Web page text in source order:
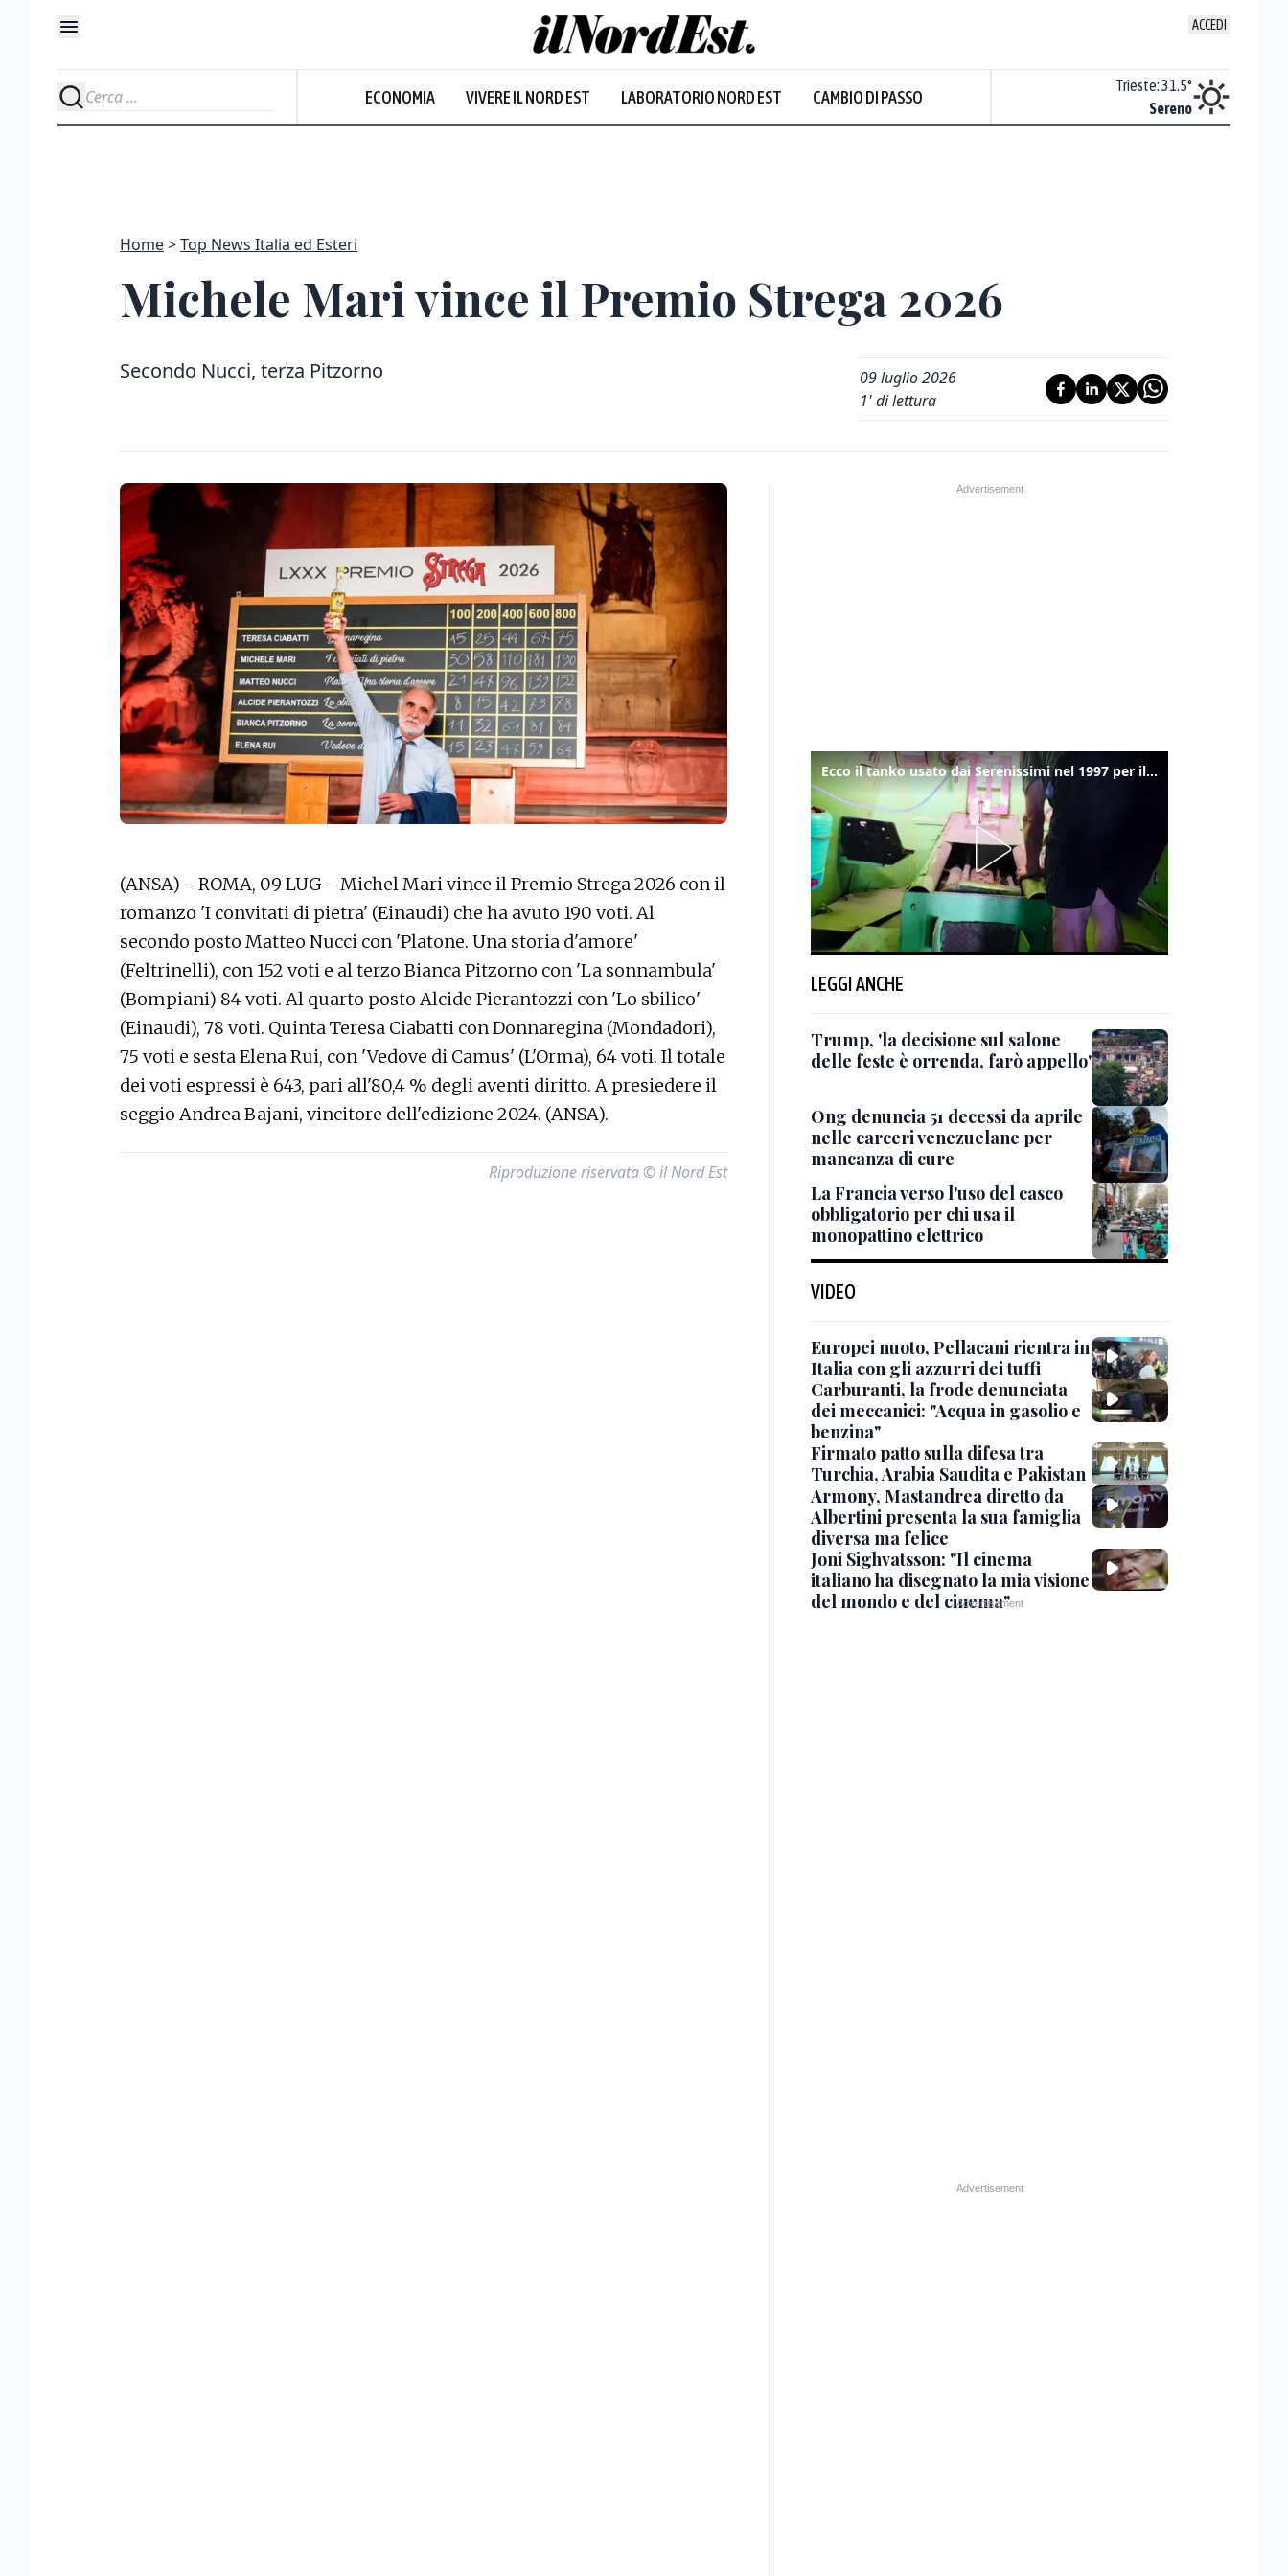
ACCEDI
ECONOMIA VIVERE IL NORD EST LABORATORIO NORD EST CAMBIO DI PASSO
Sereno
Sereno
Trieste:31.5°
Sereno
Home Top News Italia ed Esteri
Michele Mari vince il Premio Strega 2026
Secondo Nucci, terza Pitzorno
09 luglio 2026
1' di lettura
(ANSA) - ROMA, 09 LUG - Michel Mari vince il Premio Strega 2026 con il
romanzo 'I convitati di pietra' (Einaudi) che ha avuto 190 voti. Al
secondo posto Matteo Nucci con 'Platone. Una storia d'amore'
(Feltrinelli), con 152 voti e al terzo Bianca Pitzorno con 'La sonnambula'
(Bompiani) 84 voti. Al quarto posto Alcide Pierantozzi con 'Lo sbilico'
(Einaudi), 78 voti. Quinta Teresa Ciabatti con Donnaregina (Mondadori),
75 voti e sesta Elena Rui, con 'Vedove di Camus' (L'Orma), 64 voti. Il totale
dei voti espressi è 643, pari all'80,4 % degli aventi diritto. A presiedere il
seggio Andrea Bajani, vincitore dell'edizione 2024. (ANSA).
Riproduzione riservata © il Nord Est
Ecco il tanko usato dai Serenissimi nel 1997 per il blitz a San Marco
LEGGI ANCHE
Trump, 'la decisione sul salone
delle feste è orrenda, farò appello'
Ong denuncia 51 decessi da aprile
nelle carceri venezuelane per
mancanza di cure
La Francia verso l'uso del casco
obbligatorio per chi usa il
monopattino elettrico
VIDEO
Europei nuoto, Pellacani rientra in
Italia con gli azzurri dei tuffi
Carburanti, la frode denunciata
dei meccanici: "Acqua in gasolio e
benzina"
Firmato patto sulla difesa tra
Turchia, Arabia Saudita e Pakistan
Armony, Mastandrea diretto da
Albertini presenta la sua famiglia
diversa ma felice
Joni Sighvatsson: "Il cinema
italiano ha disegnato la mia visione
del mondo e del cinema"